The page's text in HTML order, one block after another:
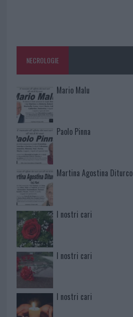
NECROLOGIE
Mario Malu
Paolo Pinna
Martina Agostina Diturco
I nostri cari
I nostri cari
I nostri cari